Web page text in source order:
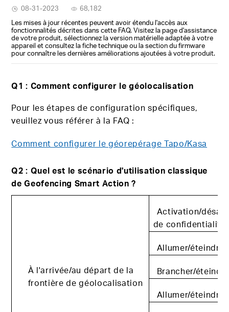
08-31-2023
68,182
Les mises à jour récentes peuvent avoir étendu l'accès aux
fonctionnalités décrites dans cette FAQ. Visitez la page d'assistance
de votre produit, sélectionnez la version matérielle adaptée à votre
appareil et consultez la fiche technique ou la section du firmware
pour connaître les dernières améliorations ajoutées à votre produit.
Q1 : Comment configurer le géolocalisation
Pour les étapes de configuration spécifiques,
veuillez vous référer à la FAQ :
Comment configurer le géorepérage Tapo/Kasa
Q2 : Quel est le scénario d'utilisation classique
de Geofencing Smart Action ?
À l'arrivée/au départ de la
frontière de géolocalisation
Activation/
de confidentialité
Allumer/éteindre
Brancher/
Allumer/éteindre